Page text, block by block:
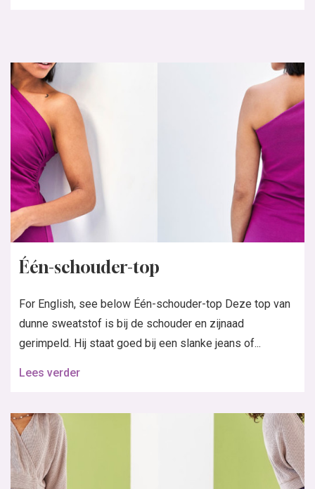
Één-schouder-top
For English, see below Één-schouder-top Deze top van
dunne sweatstof is bij de schouder en zijnaad
gerimpeld. Hij staat goed bij een slanke jeans of...
Lees verder